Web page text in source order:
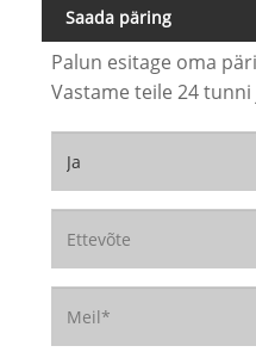
Saada päring
Palun esitage oma
Vastame teile 24